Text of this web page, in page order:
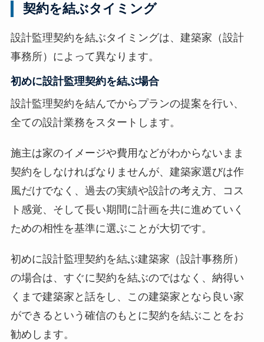
契約を結ぶタイミング
設計監理契約を結ぶタイミングは、建築家（設計
事務所）によって異なります。
初めに設計監理契約を結ぶ場合
設計監理契約を結んでからプランの提案を行い、
全ての設計業務をスタートします。
施主は家のイメージや費用などがわからないまま
契約をしなければなりませんが、建築家選びは作
風だけでなく、過去の実績や設計の考え方、コス
ト感覚、そして長い期間に計画を共に進めていく
ための相性を基準に選ぶことが大切です。
初めに設計監理契約を結ぶ建築家（設計事務所）
の場合は、すぐに契約を結ぶのではなく、納得い
くまで建築家と話をし、この建築家となら良い家
ができるという確信のもとに契約を結ぶことをお
勧めします。